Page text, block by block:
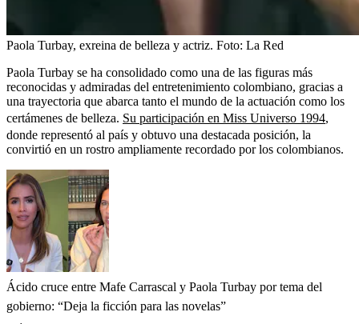
Paola Turbay, exreina de belleza y actriz. Foto: La Red
Paola Turbay se ha consolidado como una de las figuras más
reconocidas y admiradas del entretenimiento colombiano, gracias a
una trayectoria que abarca tanto el mundo de la actuación como los
certámenes de belleza. Su participación en Miss Universo 1994,
donde representó al país y obtuvo una destacada posición, la
convirtió en un rostro ampliamente recordado por los colombianos.
Ácido cruce entre Mafe Carrascal y Paola Turbay por tema del
gobierno: “Deja la ficción para las novelas”